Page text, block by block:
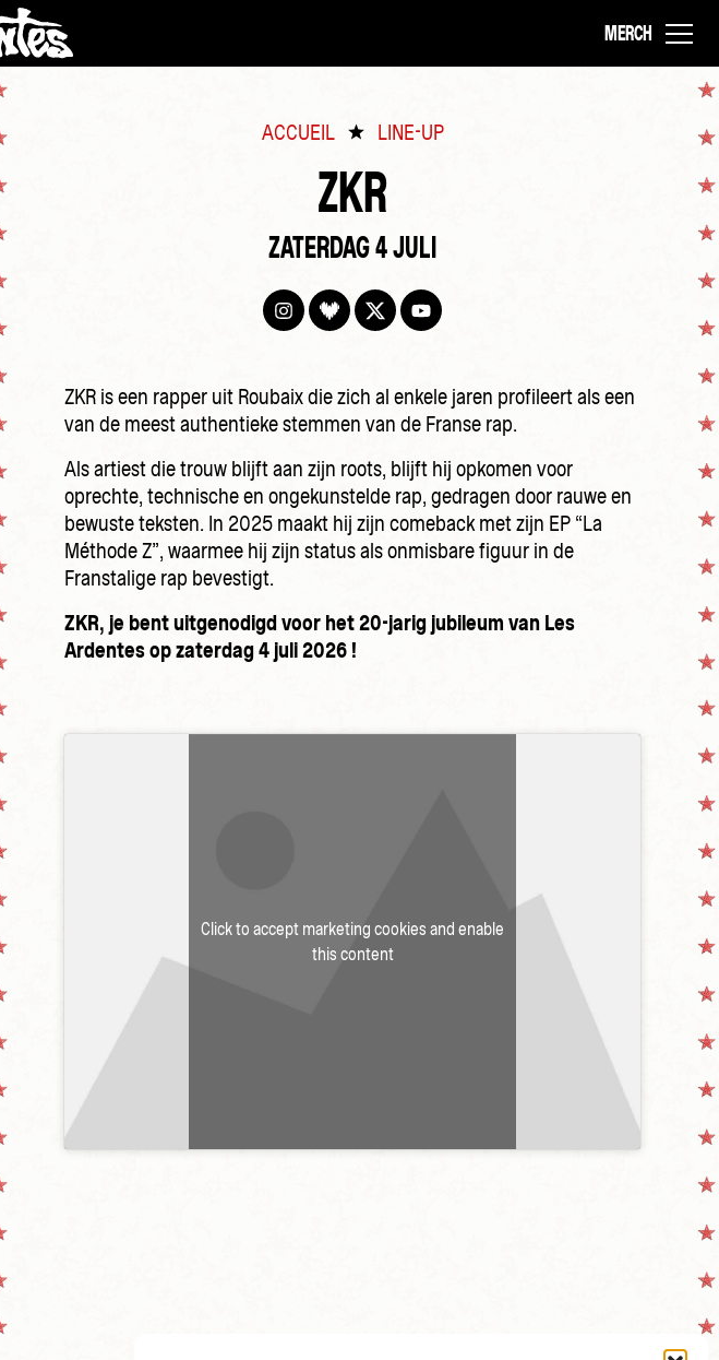
MERCH
ACCUEIL LINE-UP
ZKR
ZATERDAG 4 JULI
ZKR is een rapper uit Roubaix die zich al enkele jaren profileert als een
van de meest authentieke stemmen van de Franse rap.‌ ‌
Als artiest die trouw blijft aan zijn roots, blijft hij opkomen voor‌
oprechte, technische en ongekunstelde rap, gedragen door rauwe en
bewuste teksten. In 2025 maakt hij zijn comeback met zijn EP “La
Méthode Z”, waarmee hij zijn status als onmisbare figuur in de
Franstalige rap bevestigt.‌
ZKR, je bent uitgenodigd voor het 20-jarig jubileum van Les
Ardentes op zaterdag 4 juli 2026 !
Click to accept marketing cookies and enable
this content